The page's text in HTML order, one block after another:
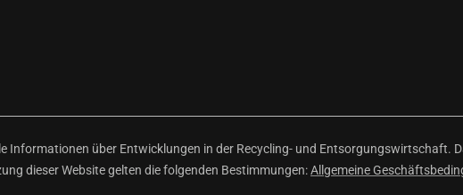
Informationen über Entwicklungen in der Recycling- und Entsorgungswirtschaft.
dieser Website gelten die folgenden Bestimmungen:Allgemeine